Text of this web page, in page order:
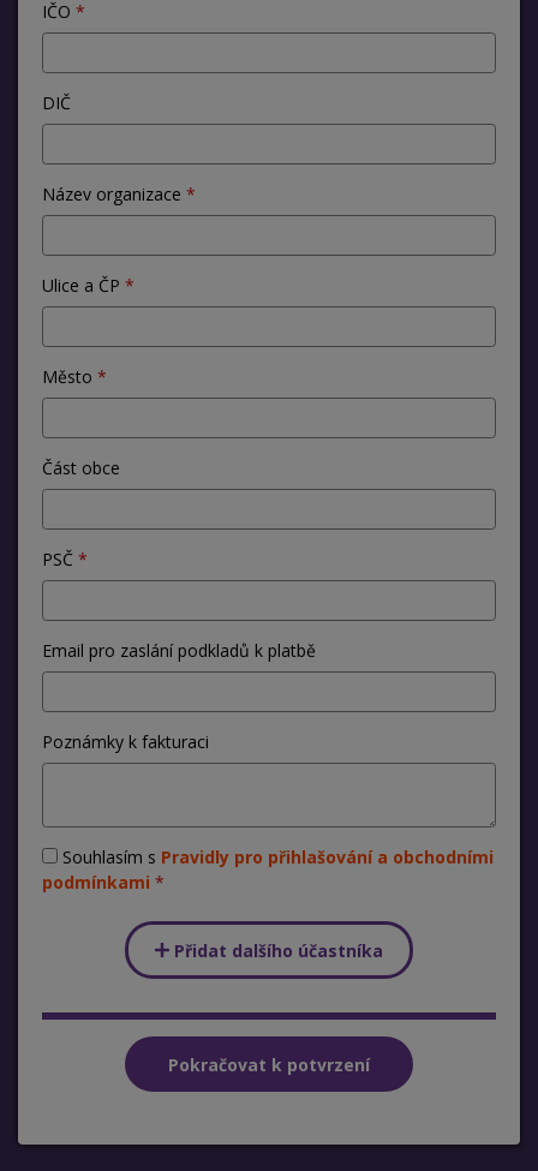
IČO
DIČ
Název organizace
Ulice a ČP
Město
Část obce
PSČ
Email pro zaslání podkladů k platbě
Poznámky k fakturaci
Souhlasím s Pravidly pro přihlašování a obchodními
podmínkami
Přidat dalšího účastníka